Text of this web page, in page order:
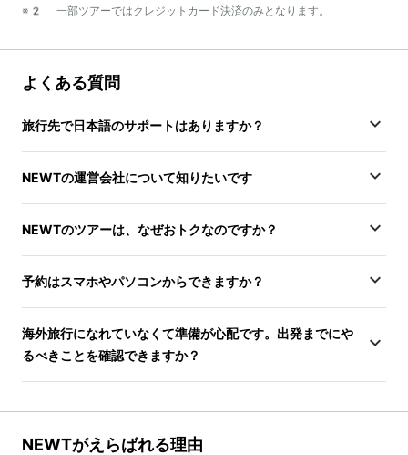
※2 一部ツアーではクレジットカード決済のみとなります。
よくある質問
旅行先で日本語のサポートはありますか？
NEWTの運営会社について知りたいです
NEWTのツアーは、なぜおトクなのですか？
予約はスマホやパソコンからできますか？
海外旅行になれていなくて準備が心配です。出発までにや
るべきことを確認できますか？
NEWTがえらばれる理由